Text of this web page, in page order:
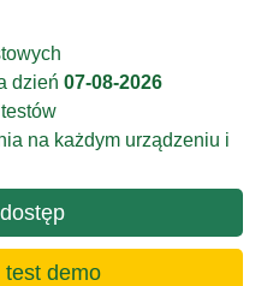
dzień 07-08-2026
na każdym urządzeniu i
test demo